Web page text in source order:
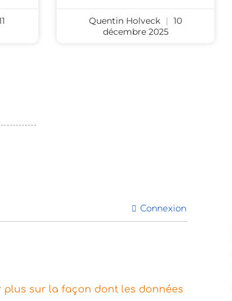
Quentin Holveck
10
décembre 2025
Connexion
plus sur la façon dont les données